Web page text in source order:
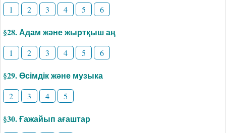
1 2 3 4 5 6
§28. Адам және жыртқыш аң
1 2 3 4 5 6
§29. Өсімдік және музыка
2 3 4 5
§30. Ғажайып ағаштар